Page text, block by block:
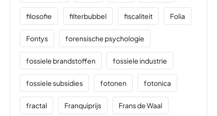
filosofie filterbubbel fiscaliteit Folia
Fontys forensische psychologie
fossiele brandstoffen fossiele industrie
fossiele subsidies fotonen fotonica
fractal Franquiprijs Frans de Waal